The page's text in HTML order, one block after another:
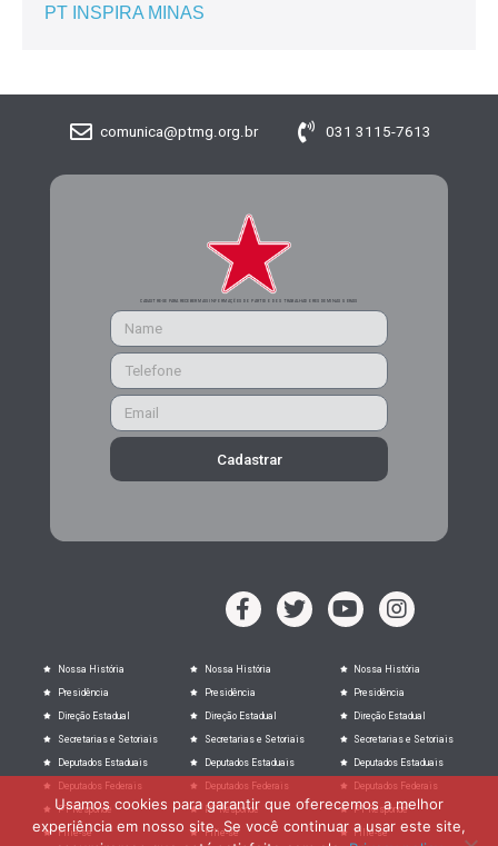
PT INSPIRA MINAS
comunica@ptmg.org.br 031 3115-7613
CADASTRE-SE PARA RECEBER MAIS INFORMAÇÕES DO PARTIDO DOS TRABALHADORES DE MINAS GERAIS
Cadastrar
Nossa História
Presidência
Direção Estadual
Secretarias e Setoriais
Deputados Estaduais
Deputados Federais
PT Responde
Filie-se
Nossa História
Presidência
Direção Estadual
Secretarias e Setoriais
Deputados Estaduais
Deputados Federais
PT Responde
Filie-se
Nossa História
Presidência
Direção Estadual
Secretarias e Setoriais
Deputados Estaduais
Deputados Federais
PT Responde
Filie-se
Usamos cookies para garantir que oferecemos a melhor
experiência em nosso site. Se você continuar a usar este site,